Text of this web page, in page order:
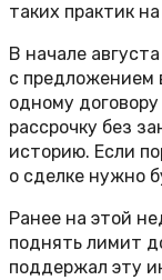
таких практик
В начале
с предложением
одному
рассрочку без
историю. Если
о сделке нужно
Ранее на этой
поднять лимит
поддержал эту